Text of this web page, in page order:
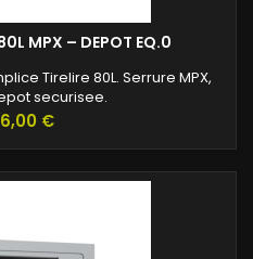
MPX – DEPOT EQ.0
Tirelire 80L. Serrure MPX,
securisee.
€